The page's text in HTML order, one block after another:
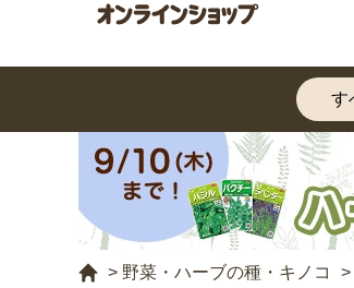
> 野菜・ハーブの種・キノコ >